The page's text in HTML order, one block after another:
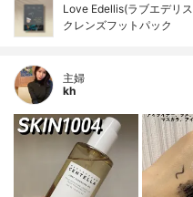
Love Edellis(ラブエデリ
クレンズフットパック
主婦
kh